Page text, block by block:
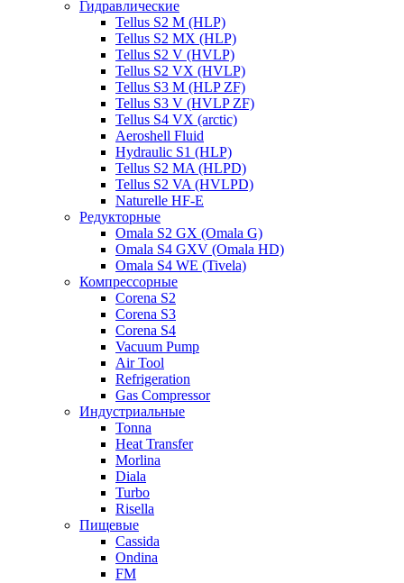
Гидравлические
Tellus S2 M (HLP)
Tellus S2 MХ (HLP)
Tellus S2 V (HVLP)
Tellus S2 VX (HVLP)
Tellus S3 M (HLP ZF)
Tellus S3 V (HVLP ZF)
Tellus S4 VX (arctic)
Aeroshell Fluid
Hydraulic S1 (HLP)
Tellus S2 MA (HLPD)
Tellus S2 VA (HVLPD)
Naturelle HF-E
Редукторные
Omala S2 GX (Omala G)
Omala S4 GXV (Omala HD)
Omala S4 WE (Tivela)
Компрессорные
Corena S2
Corena S3
Corena S4
Vacuum Pump
Air Tool
Refrigeration
Gas Compressor
Индустриальные
Tonna
Heat Transfer
Morlina
Diala
Turbo
Risella
Пищевые
Cassida
Ondina
FM